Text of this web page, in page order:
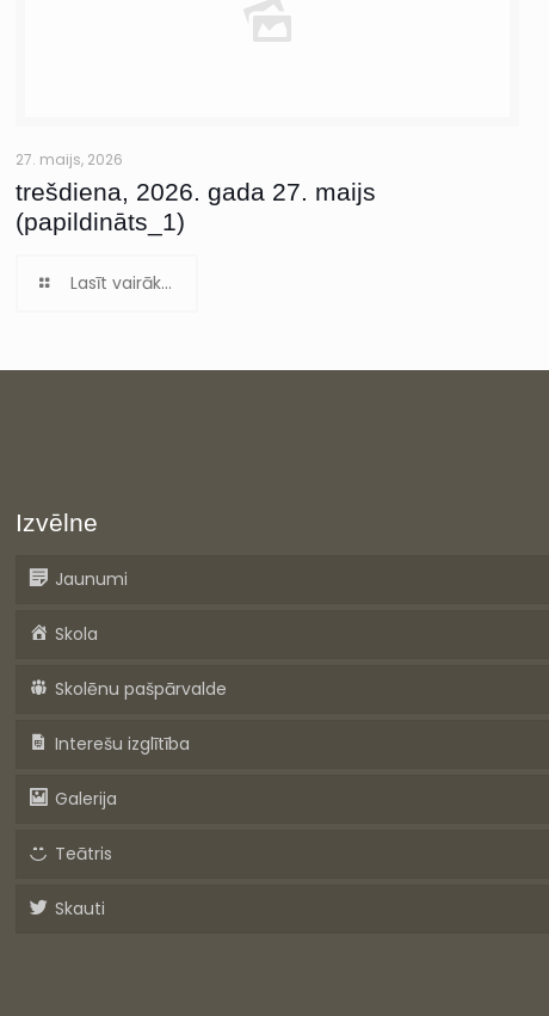
27. maijs, 2026
trešdiena, 2026. gada 27. maijs
(papildināts_1)
Lasīt vairāk...
Izvēlne
Jaunumi
Skola
Skolēnu pašpārvalde
Interešu izglītība
Galerija
Teātris
Skauti